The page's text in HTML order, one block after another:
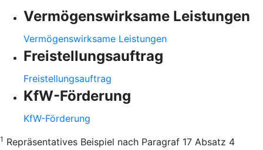
Vermögenswirksame Leistungen
Vermögenswirksame Leistungen
Freistellungsauftrag
Freistellungsauftrag
KfW-Förderung
KfW-Förderung
1 Repräsentatives Beispiel nach Paragraf 17 Absatz 4